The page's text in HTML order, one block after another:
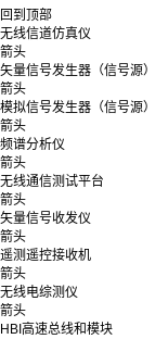
回到顶部
无线信道仿真仪
箭头
矢量信号发生器（信号源）
箭头
模拟信号发生器（信号源）
箭头
频谱分析仪
箭头
无线通信测试平台
箭头
矢量信号收发仪
箭头
遥测遥控接收机
箭头
无线电综测仪
箭头
HBI高速总线和模块